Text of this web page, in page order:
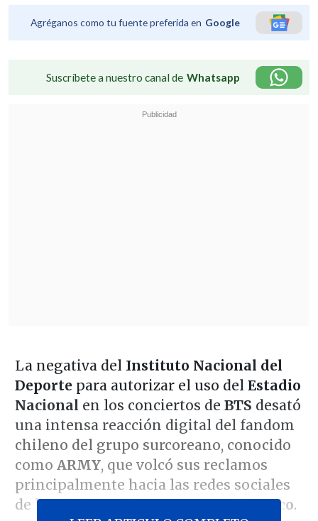
Agréganos como tu fuente preferida en Google
Suscríbete a nuestro canal de Whatsapp
La negativa del Instituto Nacional del
Deporte para autorizar el uso del Estadio
Nacional en los conciertos de BTS desató
una intensa reacción digital del fandom
chileno del grupo surcoreano, conocido
como ARMY, que volcó sus reclamos
principalmente hacia las redes sociales
de la ministra del Deporte,Natalia Duco.